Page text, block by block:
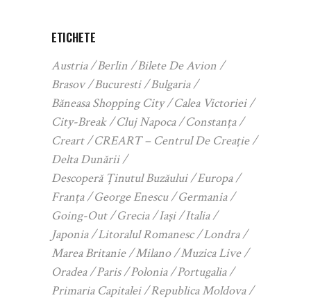
ETICHETE
Austria Berlin
Bilete De Avion
Brasov
Bucuresti
Bulgaria
Băneasa Shopping City
Calea Victoriei
City-Break
Cluj Napoca
Constanța
Creart
CREART – Centrul De Creație
Delta Dunării
Descoperă Ținutul Buzăului
Europa
Franța
George Enescu
Germania
Going-Out
Grecia Iași
Italia
Japonia
Litoralul Romanesc
Londra
Marea Britanie
Milano
Muzica Live
Oradea
Paris Polonia
Portugalia
Primaria Capitalei
Republica Moldova